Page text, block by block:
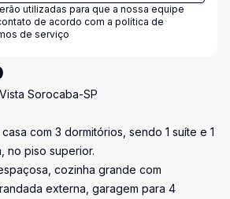
utilizadas para que a nossa equipe
de acordo com a política de
de serviço
Sorocaba-SP
com 3 dormitórios, sendo 1 suíte e 1
no piso superior.
cozinha grande com
externa, garagem para 4